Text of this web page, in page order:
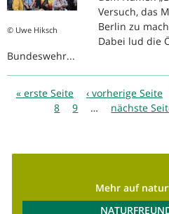
© Uwe Hiksch
Versuch, das
Berlin zu
Dabei lud die
Bundeswehr...
Seiten
« erste Seite ‹ vorherige Seite
8
9 … nächste
Mehr auf